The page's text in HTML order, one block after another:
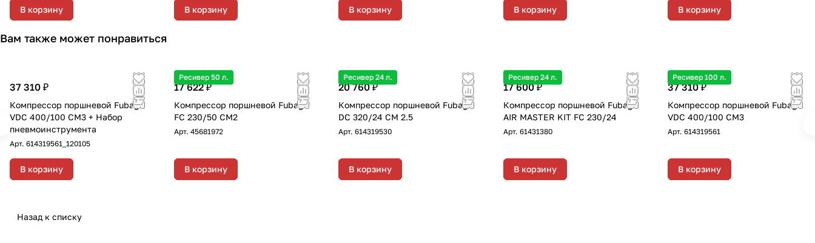
В корзину В корзину В корзину
с фитингами рапид – ваш
верный помощник в работе, где
В корзину В корзину
Вам также может понравиться
37 310 ₽
Компрессор поршневой Fubag
VDC 400/100 CM3 + Набор
пневмоинструмента
Арт. 614319561_120105
В корзину
Ресивер 50 л.
17 622 ₽
Компрессор поршневой Fubag
FC 230/50 CM2
Арт.45681972
В корзину
Ресивер 24 л.
20 760 ₽
Компрессор поршневой Fubag
DC 320/24 CM 2.5
Арт.614319530
В корзину
Ресивер 24 л.
17 600 ₽
Компрессор поршневой Fubag
AIR MASTER KIT FC 230/24
Арт. 61431380
В корзину
Ресивер 100 л.
37 310 ₽
Компрессор поршневой Fubag
VDC 400/100 CM3
Арт. 614319561
В корзину
Назад к списку